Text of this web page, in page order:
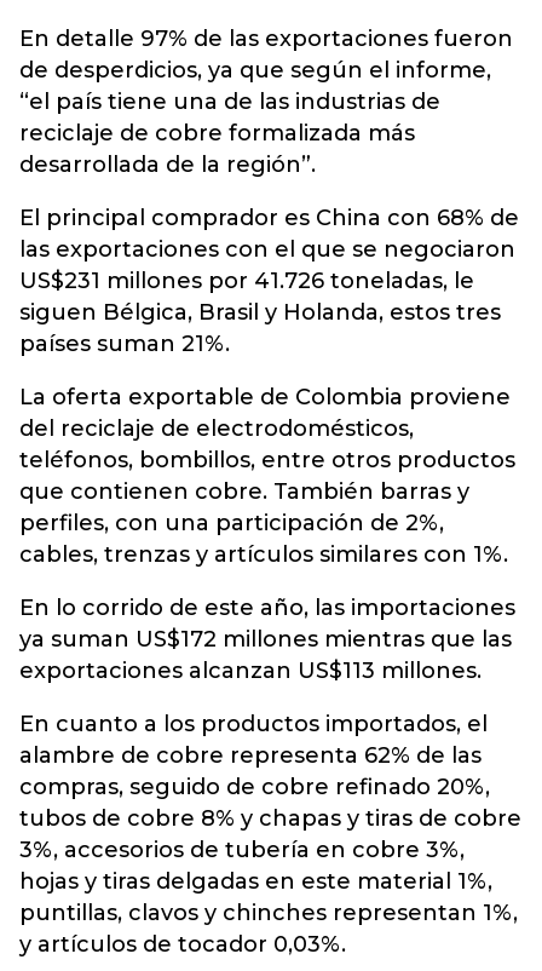
En detalle 97% de las exportaciones fueron
de desperdicios, ya que según el informe,
“el país tiene una de las industrias de
reciclaje de cobre formalizada más
desarrollada de la región”.
El principal comprador es China con 68% de
las exportaciones con el que se negociaron
US$231 millones por 41.726 toneladas, le
siguen Bélgica, Brasil y Holanda, estos tres
países suman 21%.
La oferta exportable de Colombia proviene
del reciclaje de electrodomésticos,
teléfonos, bombillos, entre otros productos
que contienen cobre. También barras y
perfiles, con una participación de 2%,
cables, trenzas y artículos similares con 1%.
En lo corrido de este año, las importaciones
ya suman US$172 millones mientras que las
exportaciones alcanzan US$113 millones.
En cuanto a los productos importados, el
alambre de cobre representa 62% de las
compras, seguido de cobre refinado 20%,
tubos de cobre 8% y chapas y tiras de cobre
3%, accesorios de tubería en cobre 3%,
hojas y tiras delgadas en este material 1%,
puntillas, clavos y chinches representan 1%,
y artículos de tocador 0,03%.